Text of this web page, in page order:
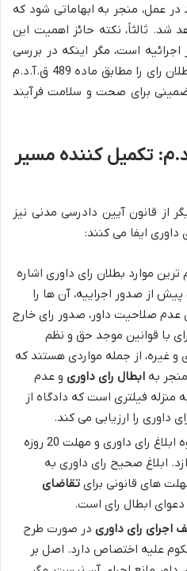
عمل، منجر به ابهاماتی شود که
شد. ثالثاً، نکته حائز اهمیت این
است، مگر اینکه در بررسی
های اولیه خود، مواردی دال بر بطلان رای را مطابق ماده 489 ق.آ.د.م
برای صحت و سلامت فرآیند
تکمیل کننده مسیر
چند ماده دیگر از قانون آیین دادرسی مدنی نیز
داوری ایفا می کنند:
موارد بطلان رای داوری اشاره
از صدور اجراییه، آن ها را
صلاحیت داور، صدور رای خارج
با قوانین موجد حق و نظم
غیره، از جمله مواردی هستند که
به ابطال رای داوری و عدم
منزله فیلتری است که دادگاه از
را ارزیابی می کند.
این ماده به نحوه ابلاغ رای داوری و مهلت 20 روزه
ابلاغ صحیح رای داوری به
های قانونی برای تقاضای
دعوای ابطال رای است.
اجرای رای داوری در صورت طرح
علیه اختصاص دارد. اصل بر